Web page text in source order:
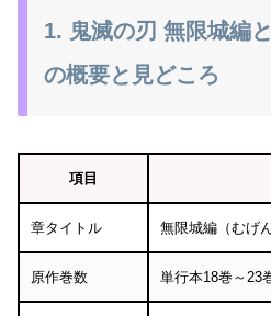
1. 鬼滅の刃 無限城編
の概要と見どころ
項目
章タイトル 無限城編（むげ
原作巻数 単行本18巻～23